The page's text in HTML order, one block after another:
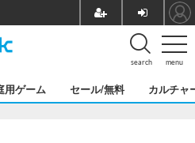
menu
search
用ゲーム セール/無料 カルチャ